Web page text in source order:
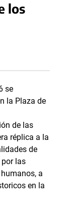
los
se
la Plaza de
de las
réplica a la
de
por las
a
en la